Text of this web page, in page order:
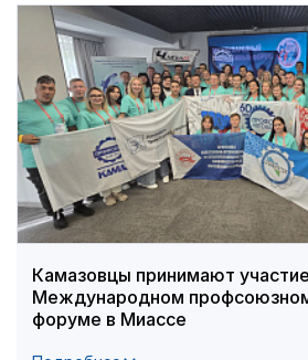
Камазовцы принимают
Международном
форуме в Миассе